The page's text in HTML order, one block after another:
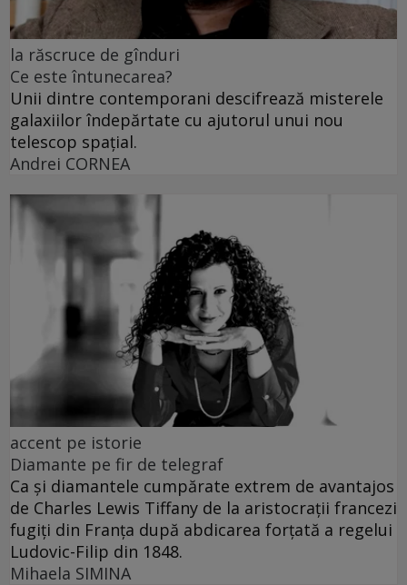
la răscruce de gînduri
Ce este întunecarea?
Unii dintre contemporani descifrează misterele
galaxiilor îndepărtate cu ajutorul unui nou
telescop spațial.
Andrei CORNEA
accent pe istorie
Diamante pe fir de telegraf
Ca și diamantele cumpărate extrem de avantajos
de Charles Lewis Tiffany de la aristocrații francezi
fugiți din Franța după abdicarea forțată a regelui
Ludovic-Filip din 1848.
Mihaela SIMINA